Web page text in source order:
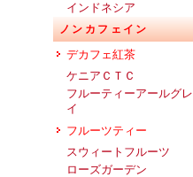
インドネシア
ノンカフェイン
デカフェ紅茶
ケニアＣＴＣ
フルーティーアールグレ
イ
フルーツティー
スウィートフルーツ
ローズガーデン